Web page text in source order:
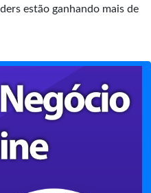
estão ganhando mais de